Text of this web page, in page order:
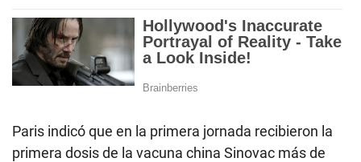
Paris indicó que en la primera jornada recibieron la
primera dosis de la vacuna china Sinovac más de